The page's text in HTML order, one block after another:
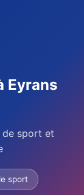
Eyrans
de sport et
sport